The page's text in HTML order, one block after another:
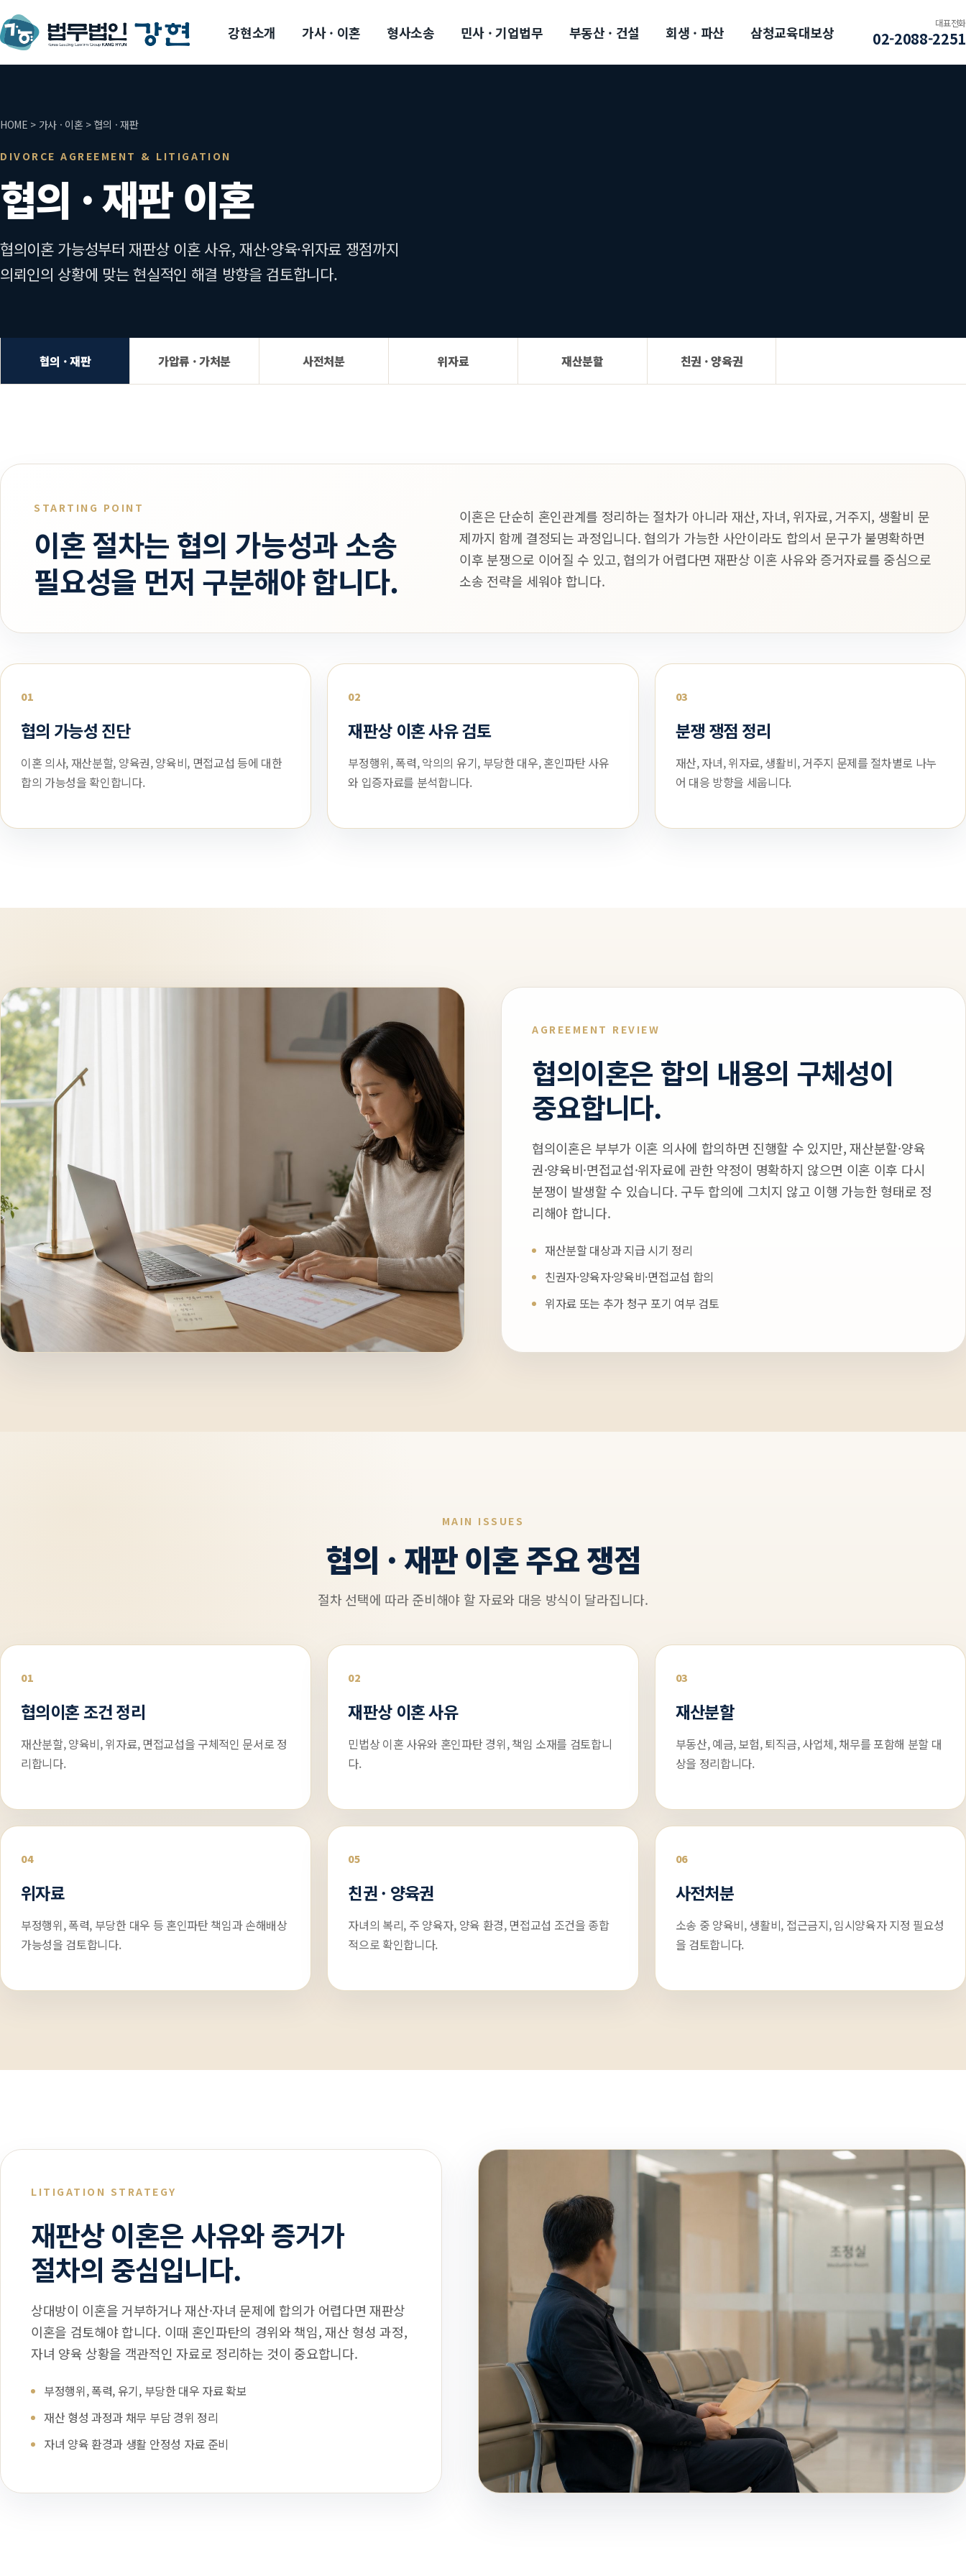
강현소개 가사 · 이혼 형사소송 민사 · 기업법무 부동산 · 건설 회생 · 파산 삼청교육대보상
대표전화
02-2088-2251
HOME > 가사 · 이혼 > 협의 · 재판
DIVORCE AGREEMENT & LITIGATION
협의 · 재판 이혼
협의이혼 가능성부터 재판상 이혼 사유, 재산·양육·위자료 쟁점까지
의뢰인의 상황에 맞는 현실적인 해결 방향을 검토합니다.
협의 · 재판 가압류 · 가처분 사전처분 위자료 재산분할 친권 · 양육권
STARTING POINT
이혼 절차는 협의 가능성과 소송
필요성을 먼저 구분해야 합니다.
이혼은 단순히 혼인관계를 정리하는 절차가 아니라 재산, 자녀, 위자료, 거주지, 생활비 문
제까지 함께 결정되는 과정입니다. 협의가 가능한 사안이라도 합의서 문구가 불명확하면
이후 분쟁으로 이어질 수 있고, 협의가 어렵다면 재판상 이혼 사유와 증거자료를 중심으로
소송 전략을 세워야 합니다.
01
협의 가능성 진단
이혼 의사, 재산분할, 양육권, 양육비, 면접교섭 등에 대한
합의 가능성을 확인합니다.
02
재판상 이혼 사유 검토
부정행위, 폭력, 악의의 유기, 부당한 대우, 혼인파탄 사유
와 입증자료를 분석합니다.
03
분쟁 쟁점 정리
재산, 자녀, 위자료, 생활비, 거주지 문제를 절차별로 나누
어 대응 방향을 세웁니다.
AGREEMENT REVIEW
협의이혼은 합의 내용의 구체성이
중요합니다.
협의이혼은 부부가 이혼 의사에 합의하면 진행할 수 있지만, 재산분할·양육
권·양육비·면접교섭·위자료에 관한 약정이 명확하지 않으면 이혼 이후 다시
분쟁이 발생할 수 있습니다. 구두 합의에 그치지 않고 이행 가능한 형태로 정
리해야 합니다.
재산분할 대상과 지급 시기 정리
친권자·양육자·양육비·면접교섭 합의
위자료 또는 추가 청구 포기 여부 검토
MAIN ISSUES
협의 · 재판 이혼 주요 쟁점
절차 선택에 따라 준비해야 할 자료와 대응 방식이 달라집니다.
01
협의이혼 조건 정리
재산분할, 양육비, 위자료, 면접교섭을 구체적인 문서로 정
리합니다.
02
재판상 이혼 사유
민법상 이혼 사유와 혼인파탄 경위, 책임 소재를 검토합니
다.
03
재산분할
부동산, 예금, 보험, 퇴직금, 사업체, 채무를 포함해 분할 대
상을 정리합니다.
04
위자료
부정행위, 폭력, 부당한 대우 등 혼인파탄 책임과 손해배상
가능성을 검토합니다.
05
친권 · 양육권
자녀의 복리, 주 양육자, 양육 환경, 면접교섭 조건을 종합
적으로 확인합니다.
06
사전처분
소송 중 양육비, 생활비, 접근금지, 임시양육자 지정 필요성
을 검토합니다.
LITIGATION STRATEGY
재판상 이혼은 사유와 증거가
절차의 중심입니다.
상대방이 이혼을 거부하거나 재산·자녀 문제에 합의가 어렵다면 재판상
이혼을 검토해야 합니다. 이때 혼인파탄의 경위와 책임, 재산 형성 과정,
자녀 양육 상황을 객관적인 자료로 정리하는 것이 중요합니다.
부정행위, 폭력, 유기, 부당한 대우 자료 확보
재산 형성 과정과 채무 부담 경위 정리
자녀 양육 환경과 생활 안정성 자료 준비